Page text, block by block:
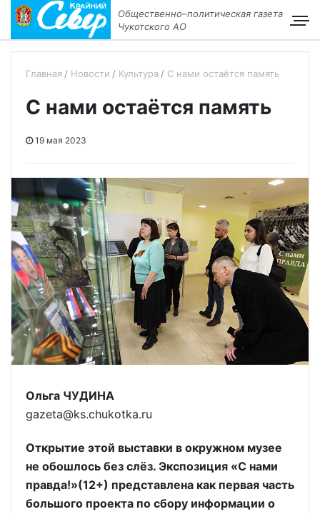
Общественно–политическая газета
Чукотского АО
Главная Новости Культура С нами остаётся память
С нами остаётся память
19 мая 2023
Ольга ЧУДИНА
gazeta@ks.chukotka.ru
Открытие этой выставки в окружном музее
не обошлось без слёз. Экспозиция «С нами
правда!»(12+) представлена как первая часть
большого проекта по сбору информации о